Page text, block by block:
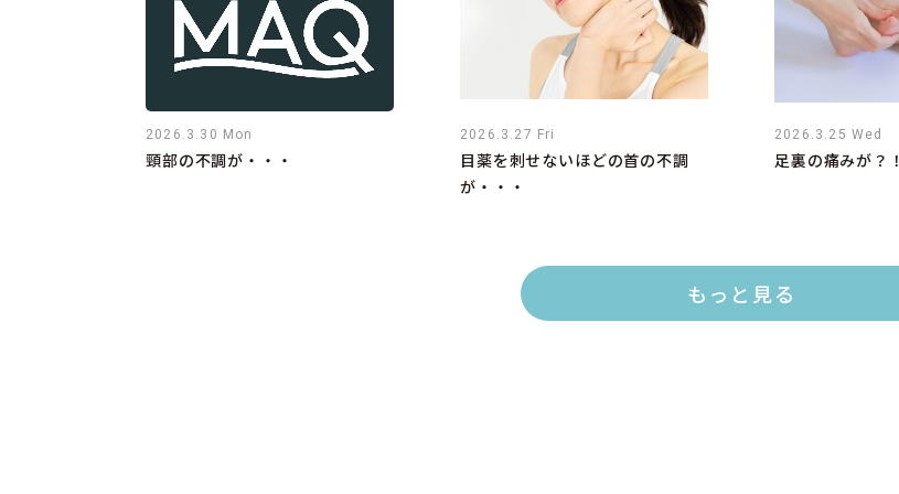
2026.3.30 Mon
頸部の不調が・・・
2026.3.27 Fri
目薬を刺せないほどの首の不調
が・・・
2026.3.25 Wed
足裏の痛みが？！
もっと見る